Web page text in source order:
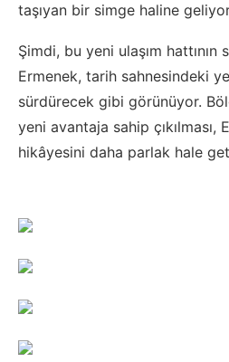
taşıyan bir simge haline
Şimdi, bu yeni ulaşım hattının
Ermenek, tarih sahnesindeki
sürdürecek gibi görünüyor.
yeni avantaja sahip çıkılması,
hikâyesini daha parlak hale